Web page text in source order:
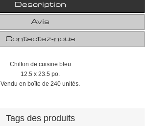
Description
Avis
Contactez-nous
Chiffon de cuisine bleu
12.5 x 23.5 po.
Vendu en boîte de 240 unités.
Tags des produits